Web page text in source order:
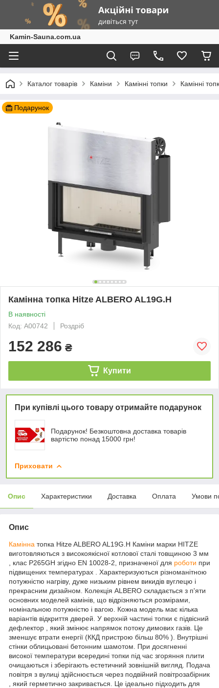
Kamin-Sauna.com.ua
Каталог товарів Каміни Камінні топки Камінні
Подарунок
Камінна топка Hitze ALBERO AL19G.H
В наявності
Код: А00742
Роздріб
152 286 ₴
Купити
При купівлі цього товару отримайте подарунок
Подарунок! Безкоштовна доставка товарів
вартістю понад 15000 грн!
Приховати
Опис Характеристики Доставка Оплата Умови
Опис
Камінна топка Hitze ALBERO AL19G.H Каміни марки HITZE
виготовляються з високоякісної котлової сталі товщиною 3 мм
, клас P265GH згідно EN 10028-2, призначеної для роботи при
підвищених температурах . Характеризуються різноманітною
потужністю нагріву, дуже низьким рівнем викидів вуглецю і
прекрасним дизайном. Колекція ALBERO складається з п'яти
основних моделей камінів, що відрізняються розмірами,
номінальною потужністю і вагою. Кожна модель має кілька
варіантів відкриття дверей. У верхній частині топки є підвісний
дефлектор , який змінює напрямок потоку димових газів. Це
зменшує втрати енергії (ККД пристрою більш 80% ). Внутрішні
стінки облицьовані бетонним шамотом. При досягненні
високої температури всередині топки під час згоряння плити
очищаються і зберігають естетичний зовнішній вигляд. Подача
повітря з вулиці здійснюється через подвійний повітрозабірник
, який герметично закривається. Це ідеально підходить для